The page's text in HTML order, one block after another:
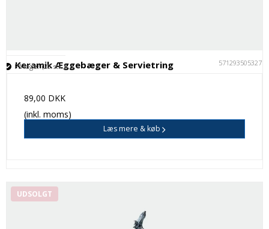
Keramik Æggebæger & Servietring 5712935053277
På lager (20 stk.)
89,00 DKK
(inkl. moms)
Læs mere & køb
UDSOLGT